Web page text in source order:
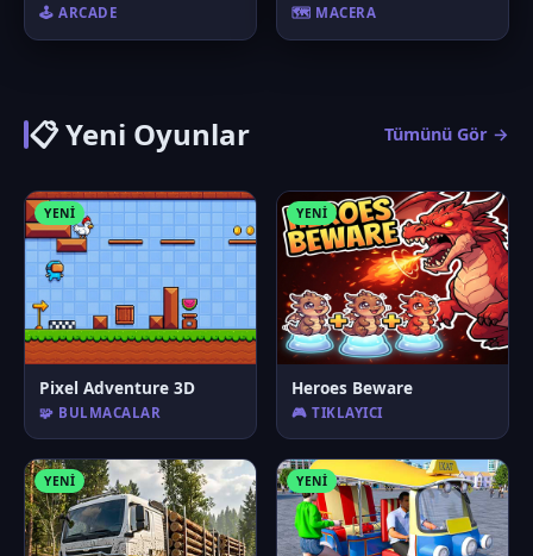
🕹️ ARCADE 🗺️ MACERA
📋 Yeni Oyunlar Tümünü Gör →
YENI
Pixel Adventure 3D
🧩 BULMACALAR
YENI
Heroes Beware
🎮 TIKLAYICI
YENI YENI